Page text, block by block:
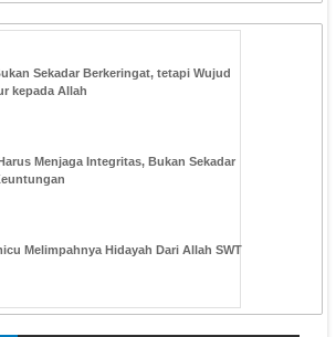
Sekadar Berkeringat, tetapi Wujud
kepada Allah
Menjaga Integritas, Bukan Sekadar
Melimpahnya Hidayah Dari Allah SWT